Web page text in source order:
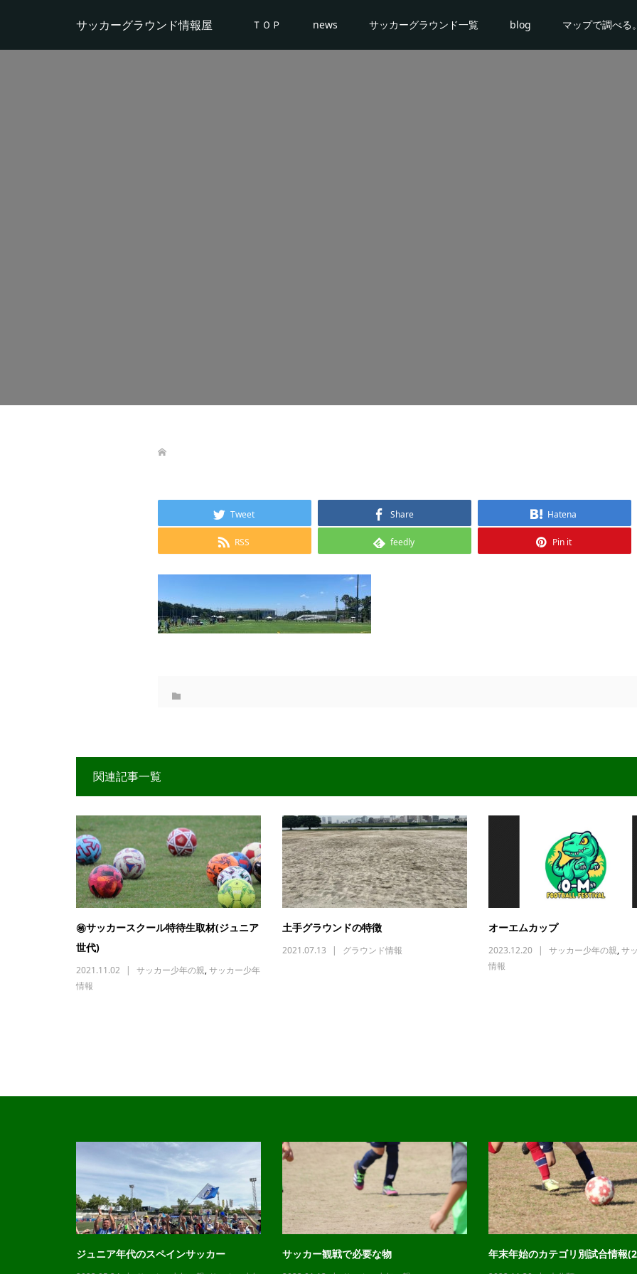
サッカーグラウンド情報屋 ＴＯＰ news サッカーグラウンド一覧 blog マップで調べる。
Tweet Share Hatena
RSS feedly Pin it
関連記事一覧
㊙サッカースクール特待生取材(ジュニア
世代)
2021.11.02 サッカー少年の親,サッカー少年
情報
土手グラウンドの特徴
2021.07.13 グラウンド情報
オーエムカップ
2023.12.20 サッカー少年の親,サ
情報
ジュニア年代のスペインサッカー サッカー観戦で必要な物 年末年始のカテゴリ別試合情報